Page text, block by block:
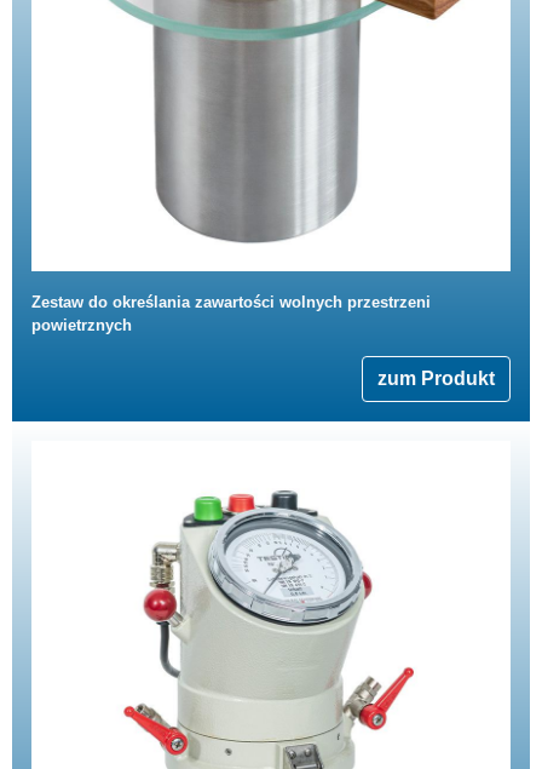
Zestaw do określania zawartości wolnych przestrzeni
powietrznych
zum Produkt